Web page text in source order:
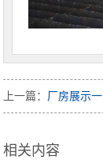
上一篇： 厂房展示一
相关内容